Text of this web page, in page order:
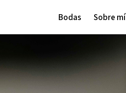
Bodas Sobre mí